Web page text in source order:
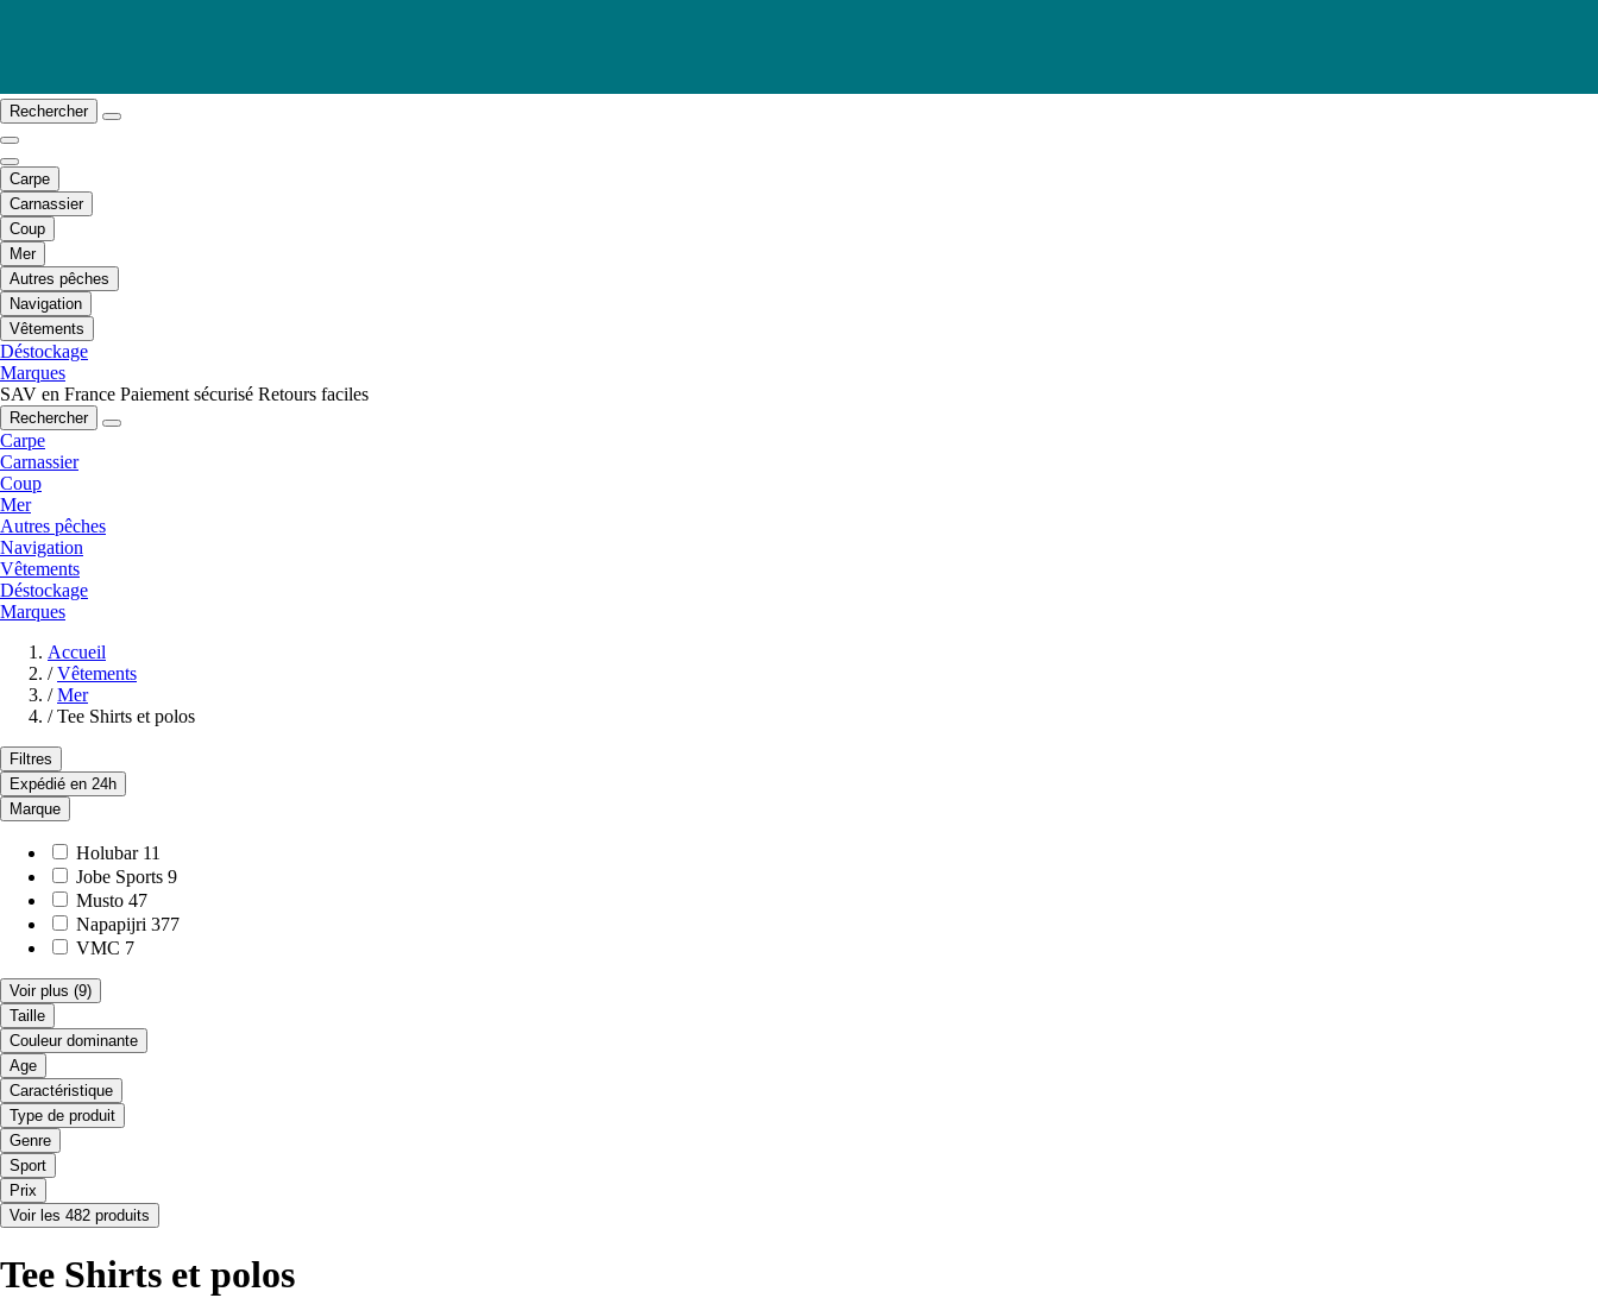
Rechercher
Carpe
Carnassier
Coup
Mer
Autres pêches
Navigation
Vêtements
Déstockage
Marques
SAV en France Paiement sécurisé Retours faciles
Rechercher
Carpe
Carnassier
Coup
Mer
Autres pêches
Navigation
Vêtements
Déstockage
Marques
Accueil
/ Vêtements
/ Mer
/ Tee Shirts et polos
Filtres
Expédié en 24h
Marque
Holubar 11
Jobe Sports 9
Musto 47
Napapijri 377
VMC 7
Voir plus (9)
Taille
Couleur dominante
Age
Caractéristique
Type de produit
Genre
Sport
Prix
Voir les 482 produits
Tee Shirts et polos